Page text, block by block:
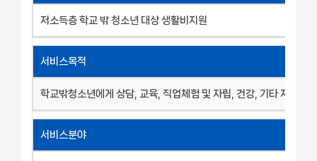
저소득층 학교 밖 청소년 대상 생활비지원
서비스목적
학교밖청소년에게 상담, 교육, 직업체험 및 자립, 건강, 기타 지원
서비스분야